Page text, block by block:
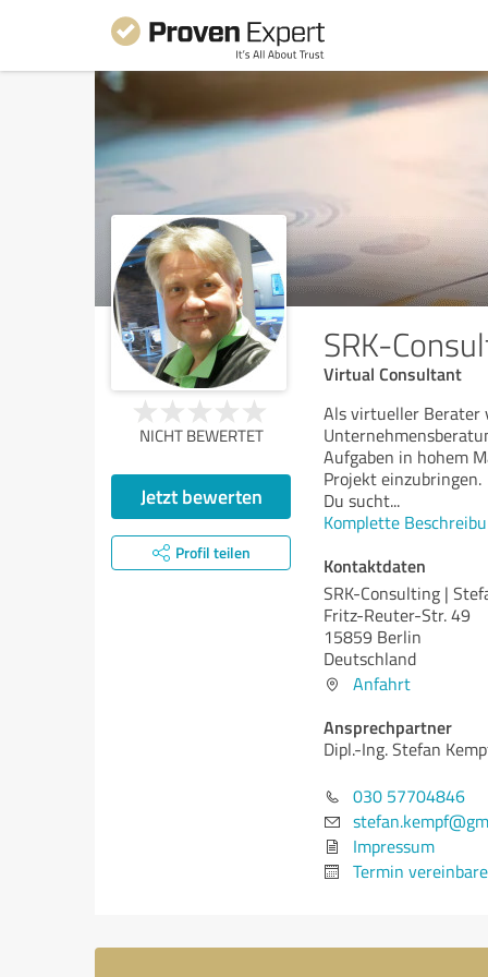
SRK-
Virtual Consultant
NICHT BEWERTET
Jetzt bewerten
Profil teilen
Als virtueller Berater
Aufgaben in hohem
Projekt einzubringen.
Du sucht...
Komplette
Kontaktdaten
SRK-Consulting |
Fritz-Reuter-Str. 49
15859 Berlin
Deutschland
Anfahrt
Ansprechpartner
Dipl.-Ing. Stefan
030 57704846
Impressum
Termin